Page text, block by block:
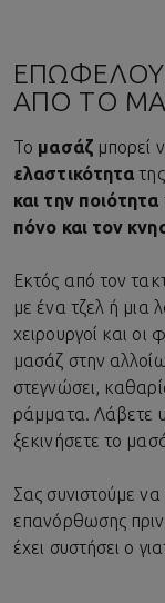
ΑΠΟ ΤΟ
Το μασάζ μπορεί
ελαστικότητα
και την ποιότητα
πόνο και τον
Εκτός από τον
με ένα τζελ ή μια
χειρουργοί και οι
μασάζ στην
στεγνώσει,
ράμματα. Λάβετε
ξεκινήσετε το
Σας συνιστούμε
επανόρθωσης
έχει συστήσει ο